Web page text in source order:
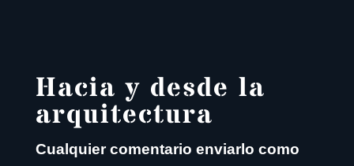
Hacia y desde la
arquitectura
Cualquier comentario enviarlo como